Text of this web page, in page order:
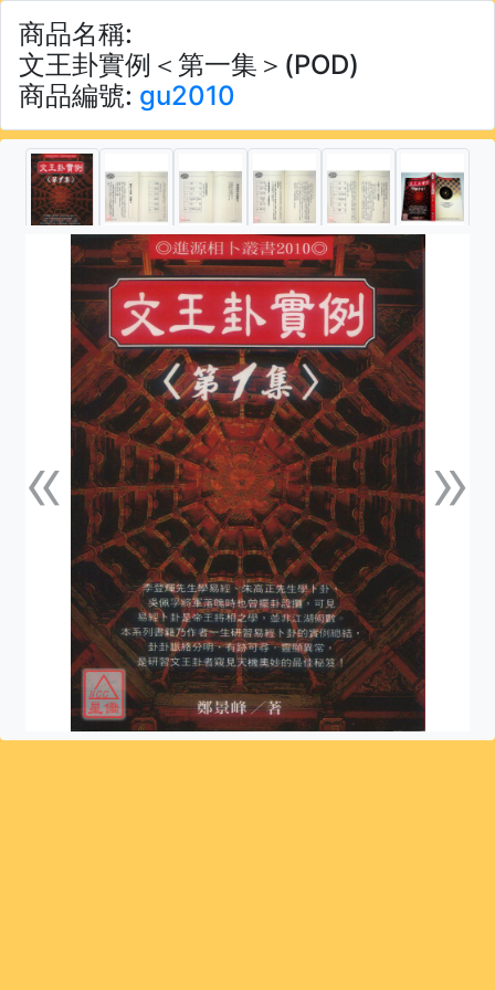
商品名稱:
文王卦實例＜第一集＞(POD)
商品編號: gu2010
«上一張 »下一